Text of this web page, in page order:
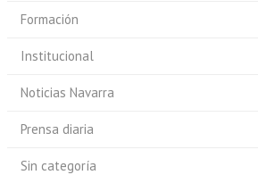
Formación
Institucional
Noticias Navarra
Prensa diaria
Sin categoría